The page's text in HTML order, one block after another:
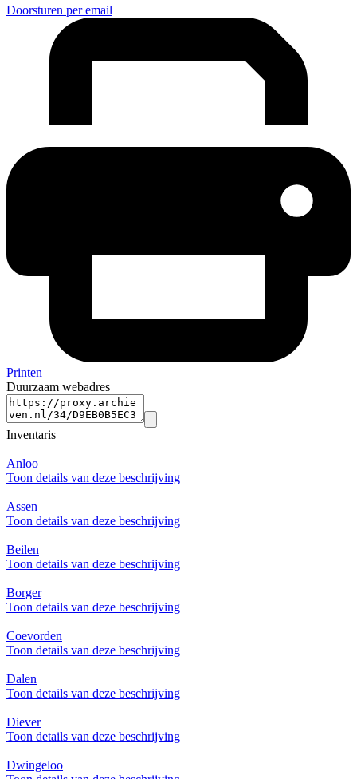
Doorsturen per email
Printen
Duurzaam webadres
Inventaris
Anloo
Toon details van deze beschrijving
Assen
Toon details van deze beschrijving
Beilen
Toon details van deze beschrijving
Borger
Toon details van deze beschrijving
Coevorden
Toon details van deze beschrijving
Dalen
Toon details van deze beschrijving
Diever
Toon details van deze beschrijving
Dwingeloo